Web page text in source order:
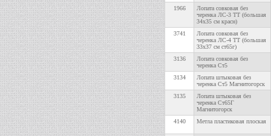
1966
Лопата совковая без
черенка ЛС-3 ТТ (большая
34х35 см красн)
3741
Лопата совковая без
черенка ЛС-4 ТТ (большая
33х37 см ст65г)
3136
Лопата совковая без
черенка Ст5
3134
Лопата штыковая без
черенка Ст5 Магнитогорск
3135
Лопата штыковая без
черенка Ст65Г
Магнитогорск
4140
Метла пластиковая плоская